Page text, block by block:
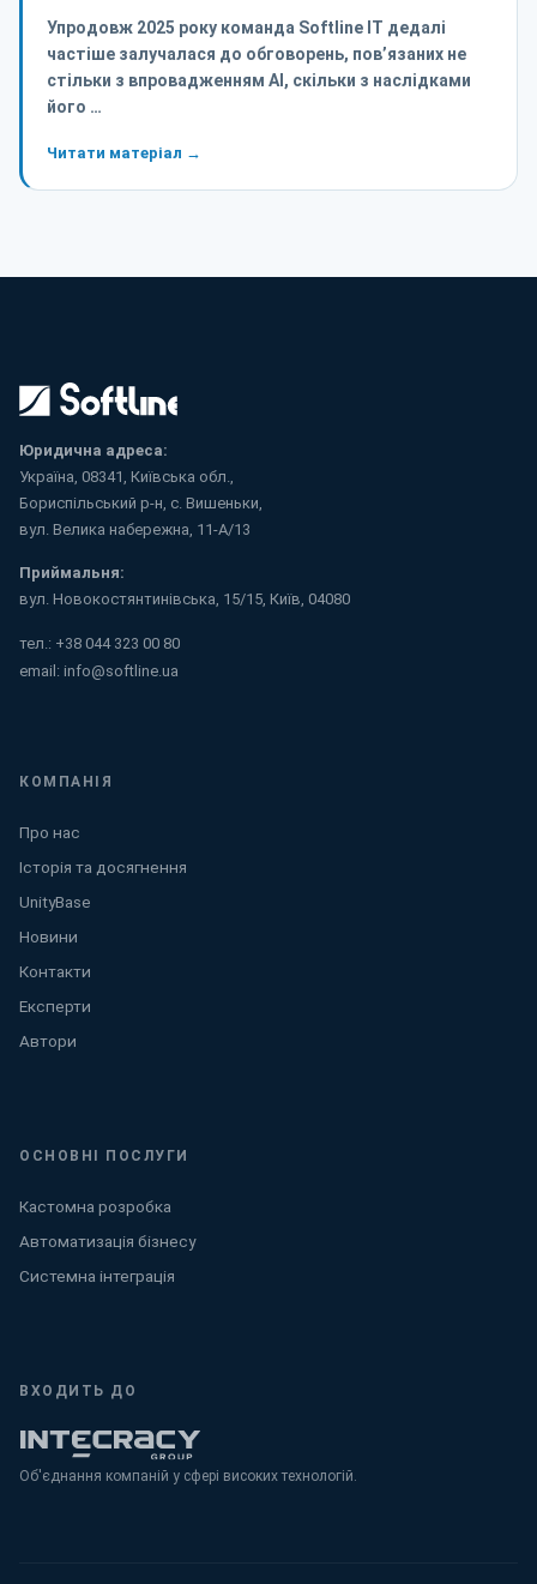
Упродовж 2025 року команда Softline IT дедалі
частіше залучалася до обговорень, пов’язаних не
стільки з впровадженням AI, скільки з наслідками
його …
Читати матеріал →
Юридична адреса:
Україна, 08341, Київська обл.,
Бориспільський р-н, с. Вишеньки,
вул. Велика набережна, 11-А/13
Приймальня:
вул. Новокостянтинівська, 15/15, Київ, 04080
тел.: +38 044 323 00 80
email: info@softline.ua
КОМПАНІЯ
Про нас
Історія та досягнення
UnityBase
Новини
Контакти
Експерти
Автори
ОСНОВНІ ПОСЛУГИ
Кастомна розробка
Автоматизація бізнесу
Системна інтеграція
ВХОДИТЬ ДО
Об'єднання компаній у сфері високих технологій.